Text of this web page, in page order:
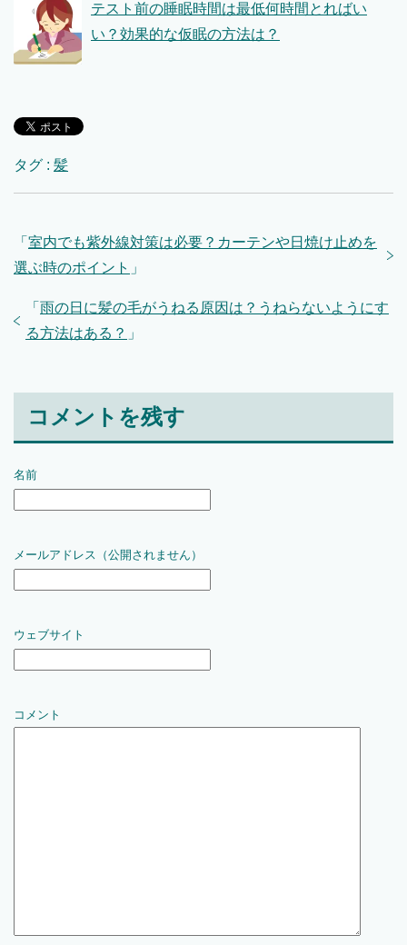
テスト前の睡眠時間は最低何時間とればい
い？効果的な仮眠の方法は？
タグ : 髪
「 室内でも紫外線対策は必要？カーテンや日焼け止めを
選ぶ時のポイント 」
「 雨の日に髪の毛がうねる原因は？うねらないようにす
る方法はある？ 」
コメントを残す
名前
メールアドレス（公開されません）
ウェブサイト
コメント